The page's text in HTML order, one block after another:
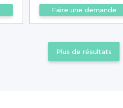
Faire une demande
Plus de résultats